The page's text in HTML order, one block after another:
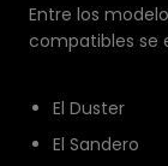
Entre los
compatibles se
El Duster
El Sandero